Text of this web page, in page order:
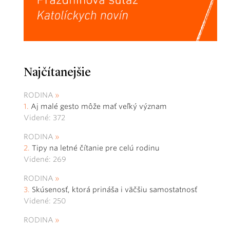
Najčítanejšie
RODINA
Aj malé gesto môže mať veľký význam
Videné: 372
RODINA
Tipy na letné čítanie pre celú rodinu
Videné: 269
RODINA
Skúsenosť, ktorá prináša i väčšiu samostatnosť
Videné: 250
RODINA